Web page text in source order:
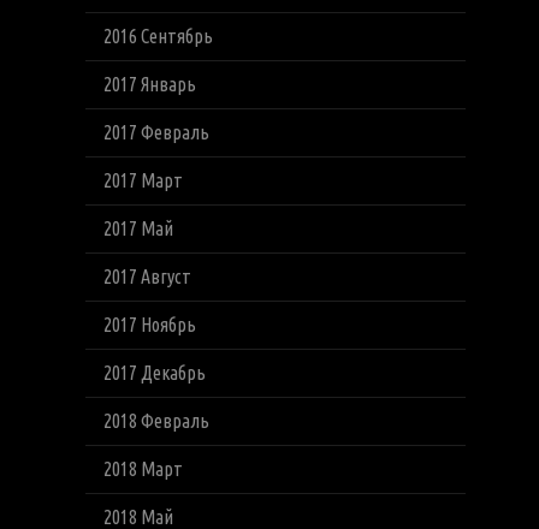
2016 Сентябрь
2017 Январь
2017 Февраль
2017 Март
2017 Май
2017 Август
2017 Ноябрь
2017 Декабрь
2018 Февраль
2018 Март
2018 Май